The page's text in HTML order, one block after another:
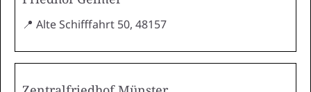
📍 Alte Schifffahrt 50, 48157